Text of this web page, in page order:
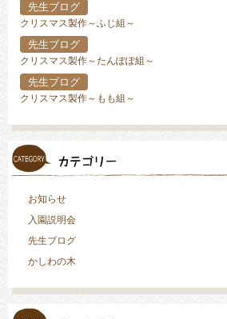
先生ブログ
クリスマス製作～ふじ組～
先生ブログ
クリスマス製作～たんぽぽ組～
先生ブログ
クリスマス製作～もも組～
お知らせ
入園説明会
先生ブログ
かしわの木